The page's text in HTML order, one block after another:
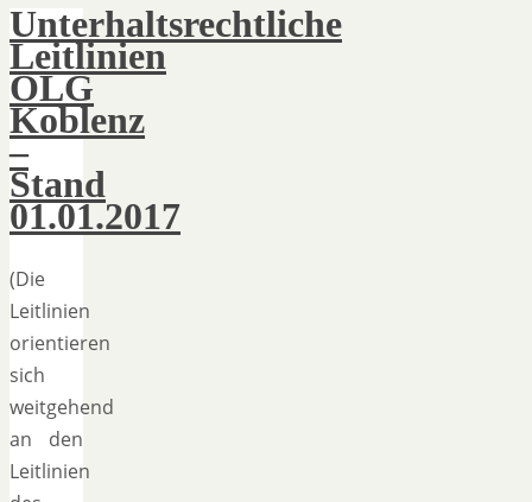
Unterhaltsrechtliche
Leitlinien
OLG
Koblenz
–
Stand
01.01.2017
(Die
Leitlinien
orientieren
sich
weitgehend
an den
Leitlinien